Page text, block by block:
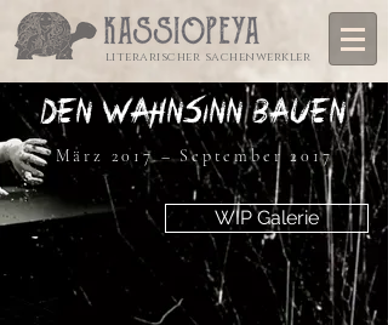
literarischer sachenwerkler
Den Wahnsinn bauen
März 2017 – September 2017
WIP Galerie